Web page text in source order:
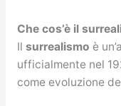
Che cos’è il
Il surrealismo è
ufficialmente nel
come evoluzione